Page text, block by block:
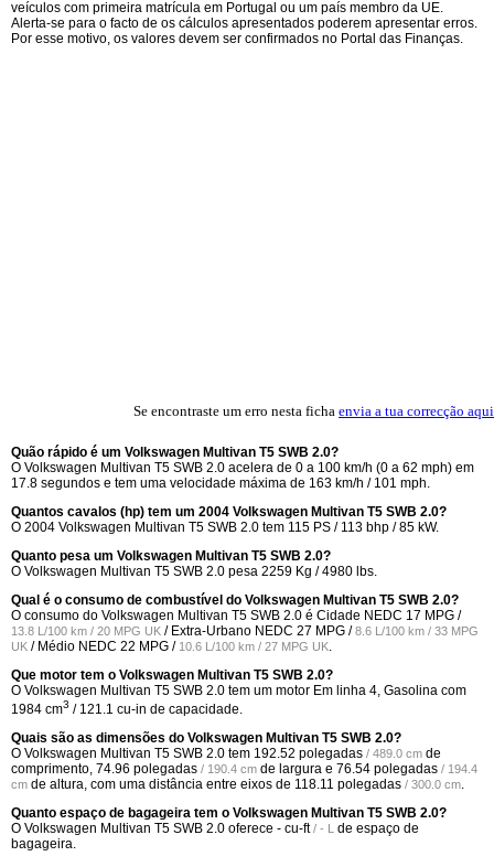
veículos com primeira matrícula em Portugal ou um país membro da UE.
Alerta-se para o facto de os cálculos apresentados poderem apresentar erros.
Por esse motivo, os valores devem ser confirmados no Portal das Finanças.
Se encontraste um erro nesta ficha envia a tua correcção aqui
Quão rápido é um Volkswagen Multivan T5 SWB 2.0?
O Volkswagen Multivan T5 SWB 2.0 acelera de 0 a 100 km/h (0 a 62 mph) em
17.8 segundos e tem uma velocidade máxima de 163 km/h / 101 mph.
Quantos cavalos (hp) tem um 2004 Volkswagen Multivan T5 SWB 2.0?
O 2004 Volkswagen Multivan T5 SWB 2.0 tem 115 PS / 113 bhp / 85 kW.
Quanto pesa um Volkswagen Multivan T5 SWB 2.0?
O Volkswagen Multivan T5 SWB 2.0 pesa 2259 Kg / 4980 lbs.
Qual é o consumo de combustível do Volkswagen Multivan T5 SWB 2.0?
O consumo do Volkswagen Multivan T5 SWB 2.0 é Cidade NEDC 17 MPG /
13.8 L/100 km / 20 MPG UK / Extra-Urbano NEDC 27 MPG /8.6 L/100 km / 33 MPG
UK / Médio NEDC 22 MPG / 10.6 L/100 km / 27 MPG UK.
Que motor tem o Volkswagen Multivan T5 SWB 2.0?
O Volkswagen Multivan T5 SWB 2.0 tem um motor Em linha 4, Gasolina com
1984 cm3 / 121.1 cu-in de capacidade.
Quais são as dimensões do Volkswagen Multivan T5 SWB 2.0?
O Volkswagen Multivan T5 SWB 2.0 tem 192.52 polegadas / 489.0 cm de
comprimento, 74.96 polegadas / 190.4 cm de largura e 76.54 polegadas / 194.4
cm de altura, com uma distância entre eixos de 118.11 polegadas / 300.0 cm.
Quanto espaço de bagageira tem o Volkswagen Multivan T5 SWB 2.0?
O Volkswagen Multivan T5 SWB 2.0 oferece - cu-ft / - L de espaço de
bagageira.